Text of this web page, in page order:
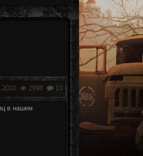
2998 13
в нашем